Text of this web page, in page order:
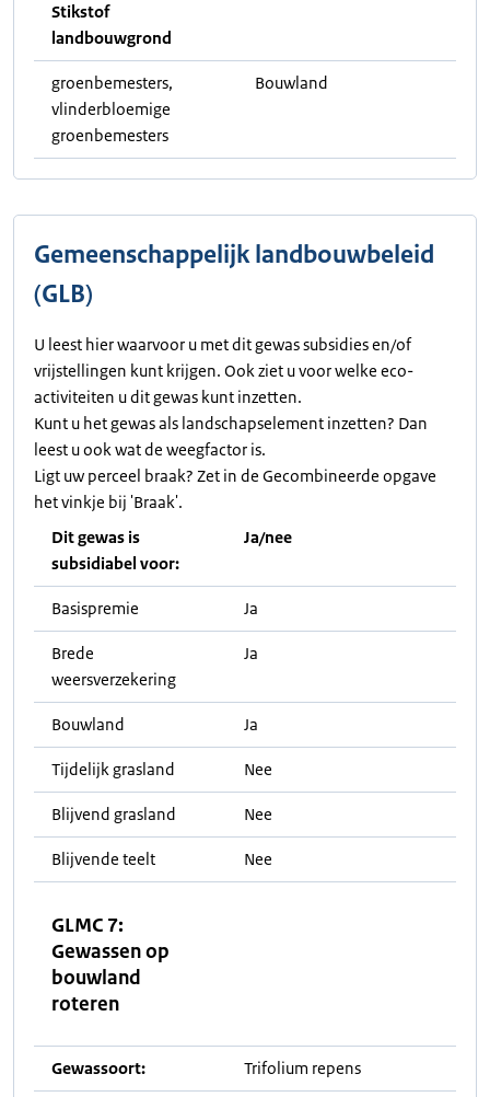
Stikstof
landbouwgrond
groenbemesters,
vlinderbloemige
groenbemesters
Bouwland
Gemeenschappelijk landbouwbeleid
(GLB)
U leest hier waarvoor u met dit gewas subsidies en/of
vrijstellingen kunt krijgen. Ook ziet u voor welke eco-
activiteiten u dit gewas kunt inzetten.
Kunt u het gewas als landschapselement inzetten? Dan
leest u ook wat de weegfactor is.
Ligt uw perceel braak? Zet in de Gecombineerde opgave
het vinkje bij 'Braak'.
Dit gewas is
subsidiabel voor:
Ja/nee
Basispremie Ja
Brede
weersverzekering
Ja
Bouwland Ja
Tijdelijk grasland Nee
Blijvend grasland Nee
Blijvende teelt Nee
GLMC 7:
Gewassen op
bouwland
roteren
Gewassoort: Trifolium repens